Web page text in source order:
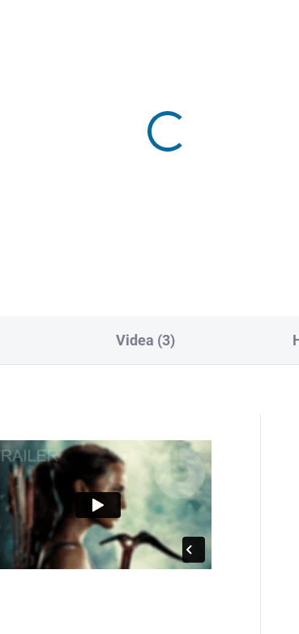
Videa (3)